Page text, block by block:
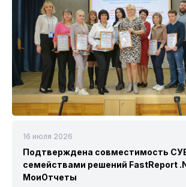
16 июля 2026
Подтверждена совместимость
семействами решений FastReport
МоиОтчеты